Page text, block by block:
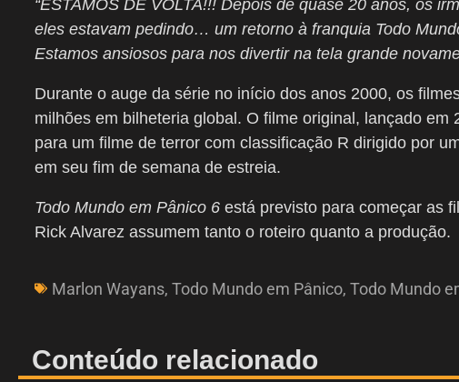
“ESTAMOS DE VOLTA!!! Depois de quase 20 anos, os
eles estavam pedindo… um retorno à franquia Todo
Estamos ansiosos para nos divertir na tela grande
Durante o auge da série no início dos anos 2000, os
milhões em bilheteria global. O filme original, lançado
para um filme de terror com classificação R dirigido por
em seu fim de semana de estreia.
Todo Mundo em Pânico 6 está previsto para começar as
Rick Alvarez assumem tanto o roteiro quanto a produção.
Marlon Wayans, Todo Mundo em Pânico, Todo Mundo
Conteúdo relacionado